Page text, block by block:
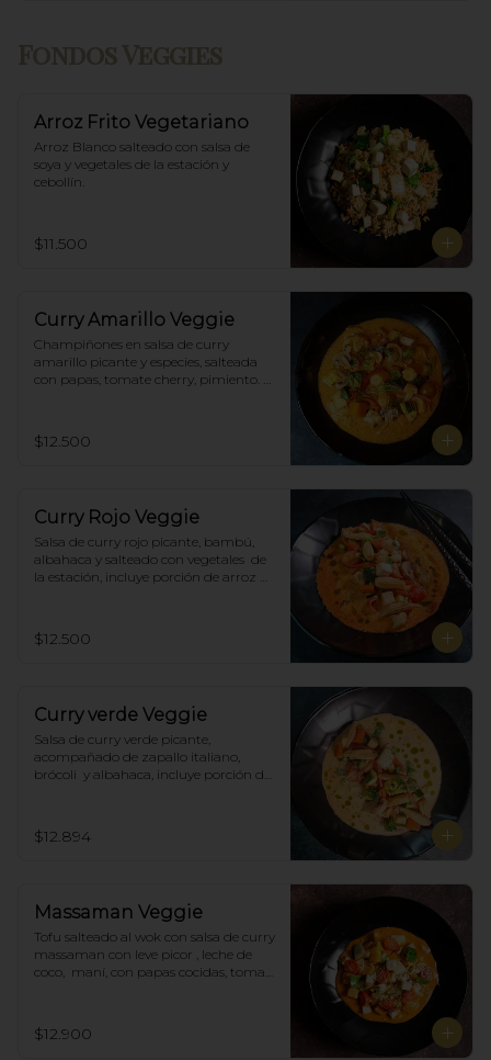
Arroz Frito Vegetariano
Arroz Blanco salteado con salsa de
soya y vegetales de la estación y
cebollín.
$11.500
Curry Amarillo Veggie
Champiñones en salsa de curry
amarillo picante y especies, salteada
con papas, tomate cherry, pimiento.
$12.500
Curry Rojo Veggie
Salsa de curry rojo picante, bambú,
albahaca y salteado con vegetales  de
la estación, incluye porción de arroz
$12.500
Curry verde Veggie
Salsa de curry verde picante,
acompañado de zapallo italiano,
brócoli  y albahaca, incluye porción de
$12.894
Massaman Veggie
Tofu salteado al wok con salsa de curry
massaman con leve picor , leche de
coco,  maní, con papas cocidas, tomate
$12.900